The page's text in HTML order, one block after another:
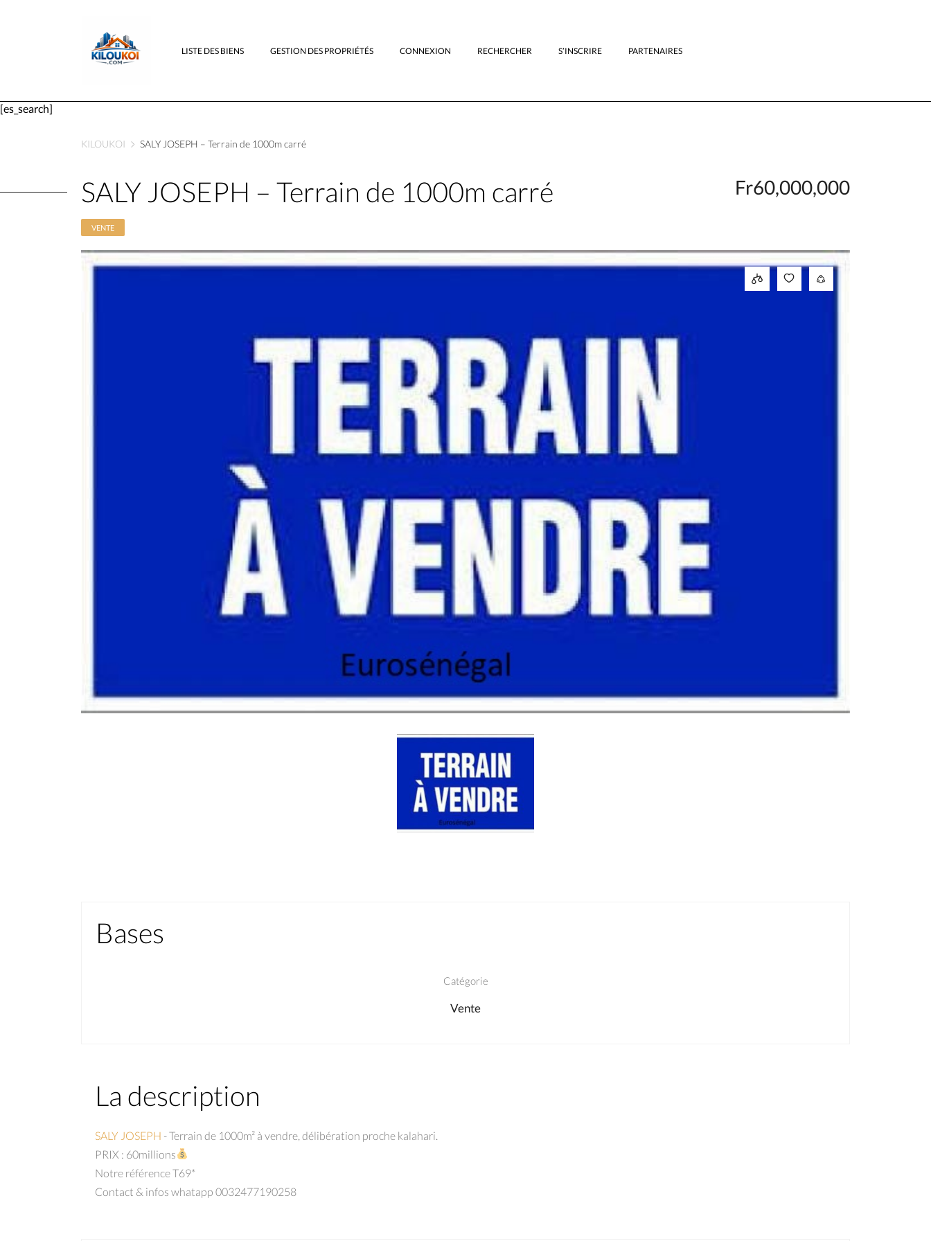
LISTE DES BIENS GESTION DES PROPRIÉTÉS CONNEXION RECHERCHER S’INSCRIRE PARTENAIRES
[es_search]
KILOUKOI SALY JOSEPH – Terrain de 1000m carré
SALY JOSEPH – Terrain de 1000m carré Fr60,000,000
VENTE
Bases
Catégorie
Vente
La description
SALY JOSEPH - Terrain de 1000m² à vendre, délibération proche kalahari.
PRIX : 60millions
Notre référence T69*
Contact & infos whatapp 0032477190258